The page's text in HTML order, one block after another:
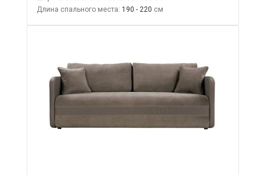
Длина спального места: 190 - 220